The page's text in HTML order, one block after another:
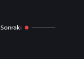
Sonraki